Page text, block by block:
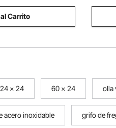
Carrito
x 24 60 x 24 olla
acero inoxidable grifo de